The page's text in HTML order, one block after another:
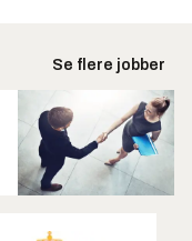
Se flere jobber